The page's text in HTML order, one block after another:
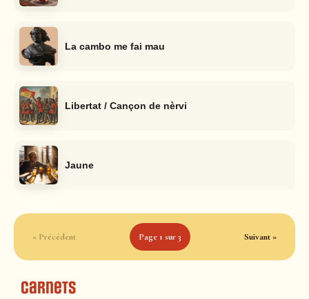
La cambo me fai mau
Libertat / Cançon de nèrvi
Jaune
« Précédent Page 1 sur 3 Suivant »
Carnets